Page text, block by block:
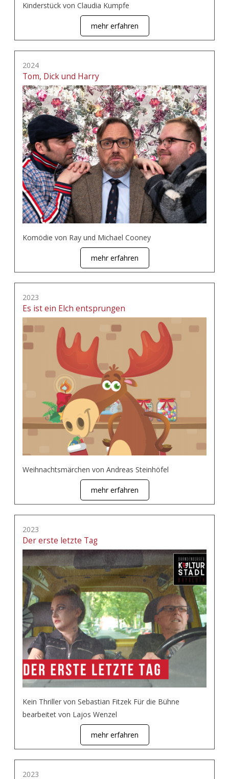
Kinderstück von Claudia Kumpfe
mehr erfahren
2024
Tom, Dick und Harry
Komödie von Ray und Michael Cooney
mehr erfahren
2023
Es ist ein Elch entsprungen
Weihnachtsmärchen von Andreas Steinhöfel
mehr erfahren
2023
Der erste letzte Tag
Kein Thriller von Sebastian Fitzek Für die Bühne
bearbeitet von Lajos Wenzel
mehr erfahren
2023